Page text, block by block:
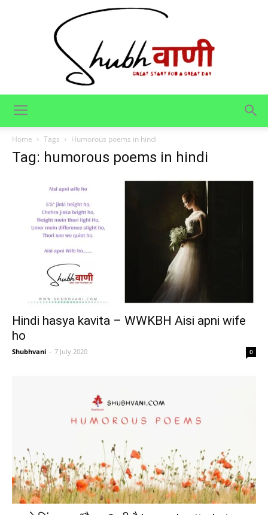
Home Tags Humorous poems in hindi
Tag: humorous poems in hindi
Hindi hasya kavita – WWKBH Aisi apni wife
ho
Shubhvani - 7 July 2020 0